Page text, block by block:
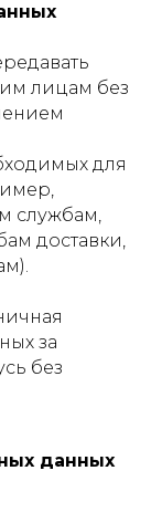
лицам без
для
службам,
доставки,
за
без
данных